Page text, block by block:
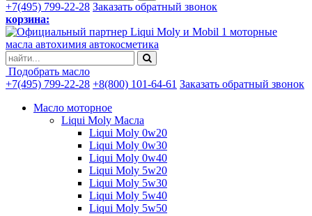
+7(495) 799-22-28 Заказать обратный звонок
корзина:
моторные
масла автохимия автокосметика
Подобрать масло
+7(495) 799-22-28 +8(800) 101-64-61 Заказать обратный звонок
Масло моторное
Liqui Moly Масла
Liqui Moly 0w20
Liqui Moly 0w30
Liqui Moly 0w40
Liqui Moly 5w20
Liqui Moly 5w30
Liqui Moly 5w40
Liqui Moly 5w50